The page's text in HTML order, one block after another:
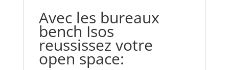
Avec les bureaux
bench Isos
reussissez votre
open space: